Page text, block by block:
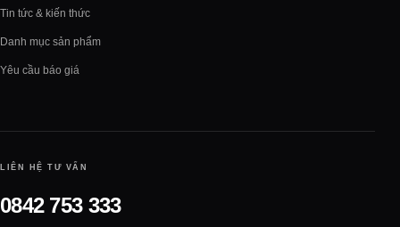
Tin tức & kiến thức
Danh mục sản phẩm
Yêu cầu báo giá
LIÊN HỆ TƯ VẤN
0842 753 333